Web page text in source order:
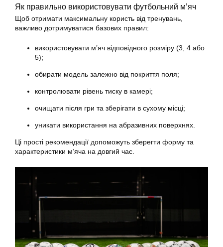
Як правильно використовувати футбольний м’яч
Щоб отримати максимальну користь від тренувань,
важливо дотримуватися базових правил:
використовувати м’яч відповідного розміру (3, 4 або
5);
обирати модель залежно від покриття поля;
контролювати рівень тиску в камері;
очищати після гри та зберігати в сухому місці;
уникати використання на абразивних поверхнях.
Ці прості рекомендації допоможуть зберегти форму та
характеристики м’яча на довгий час.